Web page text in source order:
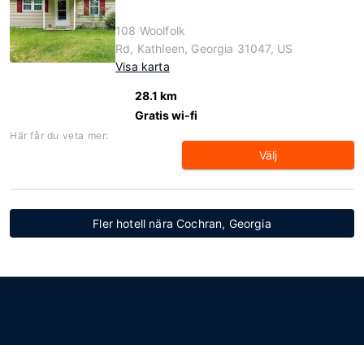
108 Woolfolk
Rd, Kathleen, Georgia 31047, US
Visa karta
28.1 km
Gratis wi-fi
Här får du veta mer:
Välj
Fler hotell nära Cochran, Georgia